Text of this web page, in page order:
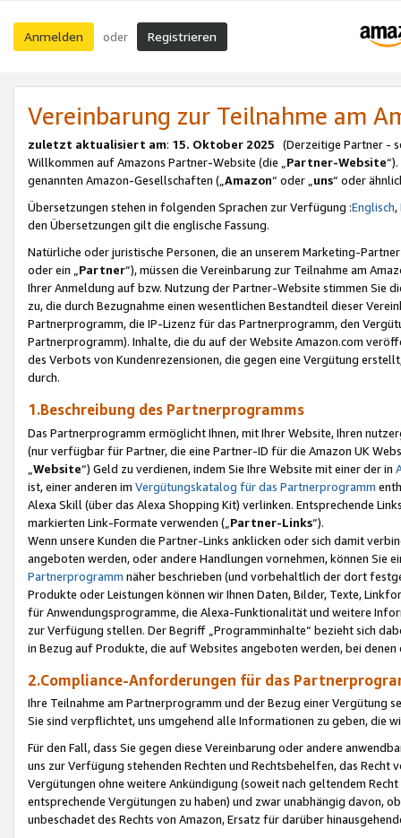
Anmelden oder Registrieren
Vereinbarung zur Teilnahme am
zuletzt aktualisiert am: 15. Oktober 2025 (Derzeitige Partner -
Willkommen auf Amazons Partner-Website (die „Partner-Website
genannten Amazon-Gesellschaften („Amazon“ oder „uns“ oder
Übersetzungen stehen in folgenden Sprachen zur Verfügung :Englisch,
den Übersetzungen gilt die englische Fassung.
Natürliche oder juristische Personen, die an unserem Marketing-
oder ein „Partner“), müssen die Vereinbarung zur Teilnahme am
Ihrer Anmeldung auf bzw. Nutzung der Partner-Website stimmen Sie
zu, die durch Bezugnahme einen wesentlichen Bestandteil dieser
Partnerprogramm, die IP-Lizenz für das Partnerprogramm, den
Partnerprogramm). Inhalte, die du auf der Website Amazon.com
des Verbots von Kundenrezensionen, die gegen eine Vergütung
durch.
1.Beschreibung des Partnerprogramms
Das Partnerprogramm ermöglicht Ihnen, mit Ihrer Website, Ihren
(nur verfügbar für Partner, die eine Partner-ID für die Amazon UK
Website“) Geld zu verdienen, indem Sie Ihre Website mit einer der in
ist, einer anderen im Vergütungskatalog für das Partnerprogramm
Alexa Skill (über das Alexa Shopping Kit) verlinken. Entsprechende
markierten Link-Formate verwenden („ Partner-Links“).
Wenn unsere Kunden die Partner-Links anklicken oder sich damit
angeboten werden, oder andere Handlungen vornehmen, können Sie
Partnerprogramm näher beschrieben (und vorbehaltlich der dort
Produkte oder Leistungen können wir Ihnen Daten, Bilder, Texte,
für Anwendungsprogramme, die Alexa-Funktionalität und weitere
zur Verfügung stellen. Der Begriff „Programminhalte“ bezieht sich
in Bezug auf Produkte, die auf Websites angeboten werden, bei
2.Compliance-Anforderungen für das
Ihre Teilnahme am Partnerprogramm und der Bezug einer Vergütung
Sie sind verpflichtet, uns umgehend alle Informationen zu geben, die
Für den Fall, dass Sie gegen diese Vereinbarung oder andere
uns zur Verfügung stehenden Rechten und Rechtsbehelfen, das
Vergütungen ohne weitere Ankündigung (soweit nach geltendem
entsprechende Vergütungen zu haben) und zwar unabhängig davon,
unbeschadet des Rechts von Amazon, Ersatz für darüber